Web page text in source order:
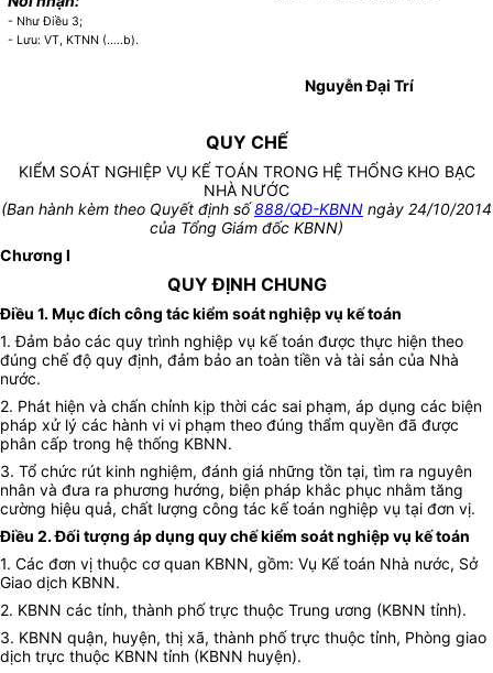
- Như Điều 3;
- Lưu: VT, KTNN (…..b).
Nguyễn Đại Trí
QUY CHẾ
KIỂM SOÁT NGHIỆP VỤ KẾ TOÁN TRONG HỆ THỐNG KHO BẠC
NHÀ NƯỚC
(Ban hành kèm theo Quyết định số888/QĐ-KBNN ngày 24/10/2014
của Tổng Giám đốc KBNN)
Chương I
QUY ĐỊNH CHUNG
Điều 1. Mục đích công tác kiểm soát nghiệp vụ kế toán
1. Đảm bảo các quy trình nghiệp vụ kế toán được thực hiện theo
đúng chế độ quy định, đảm bảo an toàn tiền và tài sản của Nhà
nước.
2. Phát hiện và chấn chỉnh kịp thời các sai phạm, áp dụng các biện
pháp xử lý các hành vi vi phạm theo đúng thẩm quyền đã được
phân cấp trong hệ thống KBNN.
3. Tổ chức rút kinh nghiệm, đánh giá những tồn tại, tìm ra nguyên
nhân và đưa ra phương hướng, biện pháp khắc phục nhằm tăng
cường hiệu quả, chất lượng công tác kế toán nghiệp vụ tại đơn vị.
Điều 2. Đối tượng áp dụng quy chế kiểm soát nghiệp vụ kế toán
1. Các đơn vị thuộc cơ quan KBNN, gồm: Vụ Kế toán Nhà nước, Sở
Giao dịch KBNN.
2. KBNN các tỉnh, thành phố trực thuộc Trung ương (KBNN tỉnh).
3. KBNN quận, huyện, thị xã, thành phố trực thuộc tỉnh, Phòng giao
dịch trực thuộc KBNN tỉnh (KBNN huyện).